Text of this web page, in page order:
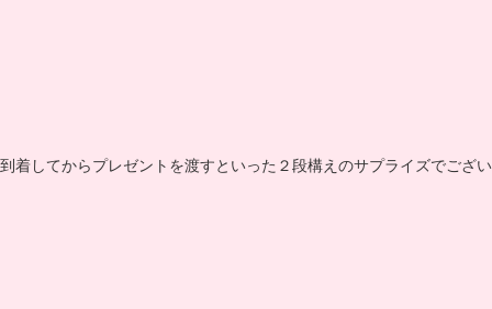
到着してからプレゼントを渡すといった２段構えのサプライズでござ